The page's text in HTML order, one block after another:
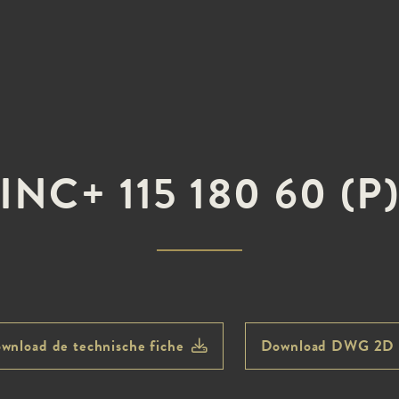
115 180 60
de technische fiche Download DWG 2D